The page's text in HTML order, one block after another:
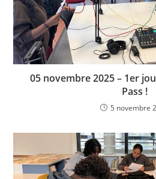
05 novembre 2025 – 1er
Pass !
5 novembre